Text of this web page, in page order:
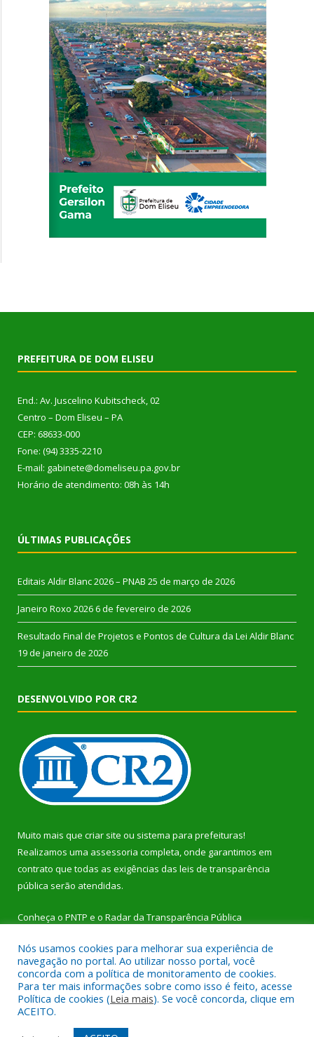
PREFEITURA DE DOM ELISEU
End.: Av. Juscelino Kubitscheck, 02
Centro – Dom Eliseu – PA
CEP: 68633-000
Fone: (94) 3335-2210
E-mail: gabinete@domeliseu.pa.gov.br
Horário de atendimento: 08h às 14h
ÚLTIMAS PUBLICAÇÕES
Editais Aldir Blanc 2026 – PNAB 25 de março de 2026
Janeiro Roxo 2026 6 de fevereiro de 2026
Resultado Final de Projetos e Pontos de Cultura da Lei Aldir Blanc
19 de janeiro de 2026
DESENVOLVIDO POR CR2
Muito mais que criar site ou sistema para prefeituras!
Realizamos uma assessoria completa, onde garantimos em
contrato que todas as exigências das leis de transparência
pública serão atendidas.
Conheça o PNTP e o Radar da Transparência Pública
Todos os direitos reservados a Prefeitura Municipal de Dom
Eliseu.
Nós usamos cookies para melhorar sua experiência de
navegação no portal. Ao utilizar nosso portal, você
concorda com a política de monitoramento de cookies.
Para ter mais informações sobre como isso é feito, acesse
Política de cookies (Leia mais). Se você concorda, clique em
ACEITO.